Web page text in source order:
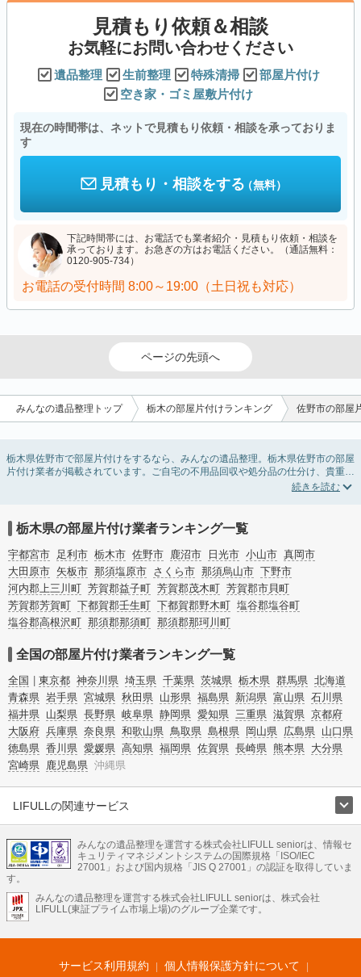
見積もり依頼＆相談
お気軽にお問い合わせください
遺品整理 生前整理 特殊清掃
部屋片付け
空き家・ゴミ屋敷片付け
現在の時間帯は、ネットで見積もり依頼・相談を承っておりま
す
見積もり・相談をする（無料）
下記時間帯には、お電話でも業者紹介・見積もり依頼・相談を
承っております。お急ぎの方はお電話ください。（通話無料：
0120-905-734）
お電話の受付時間 8:00～19:00（土日祝も対応）
ページの先頭へ
みんなの遺品整理トップ 栃木の部屋片付けランキング 佐野市の部屋
栃木県佐野市で部屋片付けをするなら、みんなの遺品整理。栃木県佐野市の部屋
片付け業者が掲載されています。ご自宅の不用品回収や処分品の仕分け、貴重品
の捜索などの依頼ができます。栃木県佐野市の部屋片付けの料金相場情報だけで
う。部屋片付けはいつか着手しようと思っていると、ついつい後回しになってし
まいますが、不用品だと思っていたものに思わぬ買取額が付いていることもあり
ます。
ご自分で無理なくできる片付け方法やご実家の片付けノウハウもお届けしていま
すので、ぜひあわせてご覧ください。
栃木県の部屋片付け業者ランキング一覧
宇都宮市 足利市 栃木市 佐野市 鹿沼市 日光市 小山市 真岡市
大田原市 矢板市 那須塩原市 さくら市 那須烏山市 下野市
河内郡上三川町 芳賀郡益子町 芳賀郡茂木町 芳賀郡市貝町
芳賀郡芳賀町 下都賀郡壬生町 下都賀郡野木町 塩谷郡塩谷町
塩谷郡高根沢町 那須郡那須町 那須郡那珂川町
全国の部屋片付け業者ランキング一覧
全国 東京都 神奈川県 埼玉県 千葉県 茨城県 栃木県 群馬県 北海道
青森県 岩手県 宮城県 秋田県 山形県 福島県 新潟県 富山県 石川県
福井県 山梨県 長野県 岐阜県 静岡県 愛知県 三重県 滋賀県 京都府
大阪府 兵庫県 奈良県 和歌山県 鳥取県 島根県 岡山県 広島県 山口県
徳島県 香川県 愛媛県 高知県 福岡県 佐賀県 長崎県 熊本県 大分県
宮崎県 鹿児島県 沖縄県
LIFULLの関連サービス
不動産・住宅
引越し 老人ホーム 地方創生 ママの就労支援
不動産クラウドファンディング 遺品整理 老後の暮らし情報
LIFULL HOME'Sのサービス
不動産・住宅
不動産査定 マンション専門売却査定 不動産投資 アドバイザー
不動産アーカイブ
空き家バンク 家賃相場 不動産会社
まちむすび
不動産用語集 住まいのお役立ち情報
LIFULL HOME'S PRESS
みんなの遺品整理を運営する株式会社LIFULL seniorは、情報セ
キュリティマネジメントシステムの国際規格「ISO/IEC
27001」および国内規格「JIS Q 27001」の認証を取得していま
す。
みんなの遺品整理を運営する株式会社LIFULL seniorは、株式会社
LIFULL(東証プライム市場上場)のグループ企業です。
サービス利用規約 個人情報保護方針について